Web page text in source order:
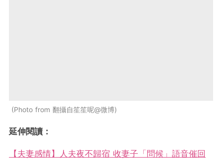
Photo from 翻攝自笙笙呢@微博
延伸閱讀：
【夫妻感情】人夫夜不歸宿 收妻子「問候」語音催回